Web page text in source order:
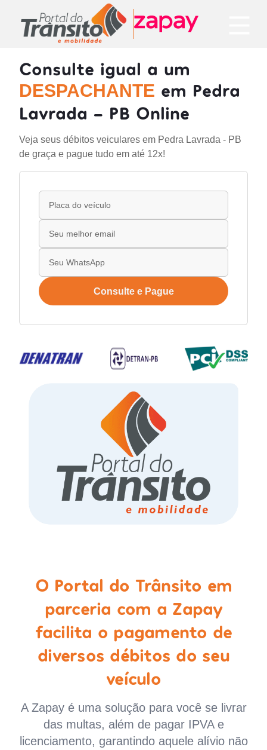
Consulte igual a um
DESPACHANTE em Pedra
Lavrada - PB Online
Veja seus débitos veiculares em Pedra Lavrada - PB
de graça e pague tudo em até 12x!
Consulte e Pague
O Portal do Trânsito em
parceria com a Zapay
facilita o pagamento de
diversos débitos do seu
veículo
A Zapay é uma solução para você se livrar
das multas, além de pagar IPVA e
licenciamento, garantindo aquele alívio não